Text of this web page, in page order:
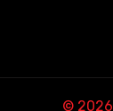
© 2026